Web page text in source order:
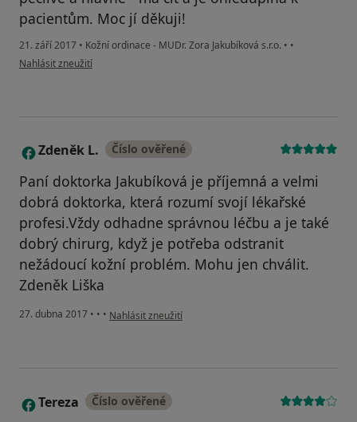
pacientům. Moc jí děkuji!
21. září 2017 • Kožní ordinace - MUDr. Zora Jakubíková s.r.o. • •
podle názoru uživatele Váš účet byl odstraněn
Nahlásit zneužití
Z Zdeněk L. Číslo ověřené
Paní doktorka Jakubíková je příjemná a velmi
dobrá doktorka, která rozumí svojí lékařské
profesi.Vždy odhadne správnou léčbu a je také
dobrý chirurg, když je potřeba odstranit
nežádoucí kožní problém. Mohu jen chválit.
Zdeněk Liška
27. dubna 2017 • • • podle názoru uživatele Zdeněk L.
Nahlásit zneužití
T Tereza Číslo ověřené